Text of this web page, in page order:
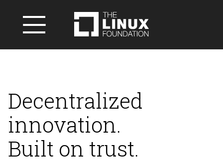
Decentralized
innovation.
Built on trust.